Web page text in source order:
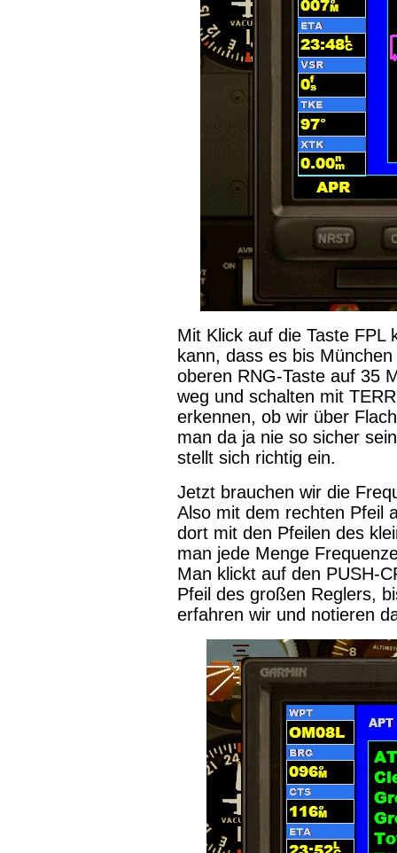
Mit Klick auf die Taste FPL
kann, dass es bis
oberen RNG-Taste auf 35
weg und schalten mit
erkennen, ob wir über
man da ja nie so sicher
stellt sich richtig ein.
Jetzt brauchen wir die
Also mit dem rechten Pfeil
dort mit den Pfeilen des
man jede Menge
Man klickt auf den PUSH-
Pfeil des großen Reglers,
erfahren wir und notieren